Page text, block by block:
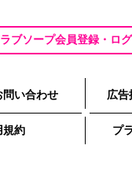
ラブソープ会員登録・ロ
問い合わせ 広告
規約 プ